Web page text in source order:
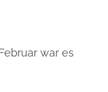
war es